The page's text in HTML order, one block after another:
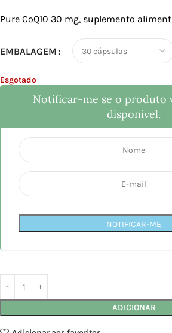
Pure CoQ10 30 mg, suplemento
EMBALAGEM
Esgotado
Notificar-me se o produto
disponível.
NOTIFICAR-ME
ADICIONAR